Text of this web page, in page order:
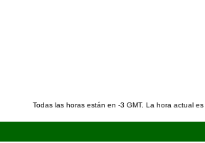
Todas las horas están en -3 GMT. La hora actual es